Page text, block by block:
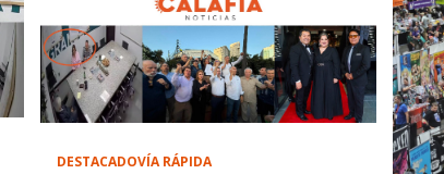
DESTACADOVÍA RÁPIDA